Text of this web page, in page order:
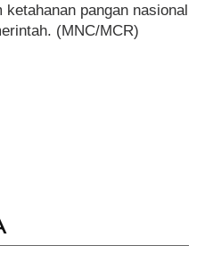
pangan nasional
(MNC/MCR)